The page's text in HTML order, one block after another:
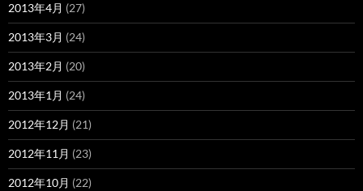
2013年4月 (27)
2013年3月 (24)
2013年2月 (20)
2013年1月 (24)
2012年12月 (21)
2012年11月 (23)
2012年10月 (22)